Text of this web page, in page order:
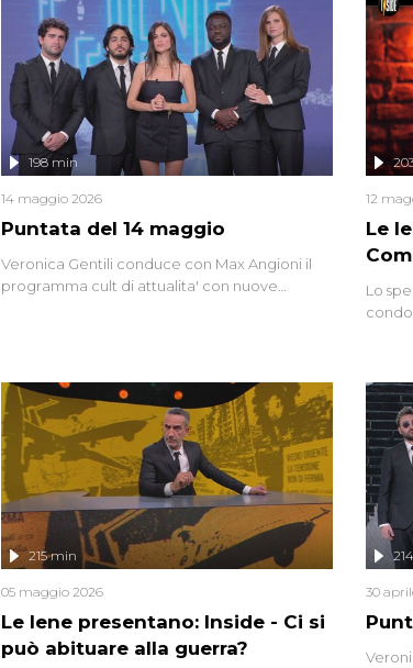
vicende giudiziarie più discusse degli ultimi
anni. Lo speciale ricostruisce la vicenda
mettendo in fila testimonianze, errori, dettagli
controversi e i protagonisti di un'indagine che
sembra non avere fine.
Puntata del 14 maggio
198 min
14 maggio 2026
Veronica Gentili conduce con Max Angioni il
programma cult di attualita' con nuove
Le
12
Lo
e
Le Iene presentano: Inside - Ci si
può abituare alla guerra?
215 min
05 maggio 2026 30